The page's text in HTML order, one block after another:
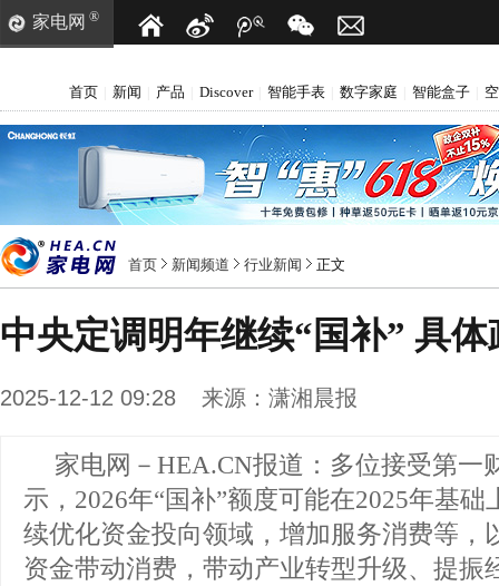
家电网 ®
首页 新闻 产品 Discover 智能手表 数字家庭 智能盒子
首页 新闻频道 行业新闻 正文
中央定调明年继续“国补” 具
2025-12-12 09:28 来源： 潇湘晨报
家电网－HEA.CN报道： 多位接受第一
示，2026年“国补”额度可能在2025年基
续优化资金投向领域，增加服务消费等，
资金带动消费，带动产业转型升级、提振